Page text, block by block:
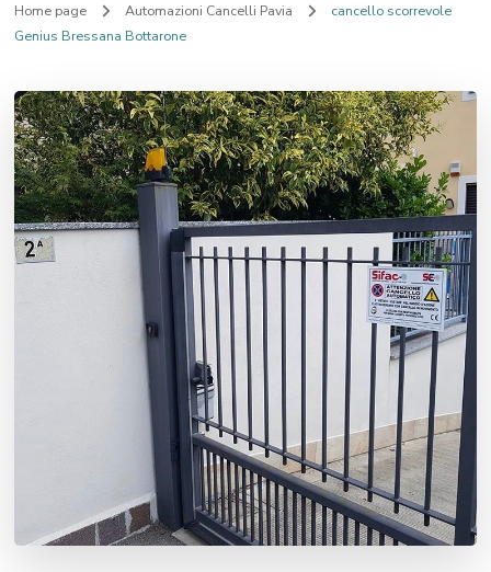
Home page Automazioni Cancelli Pavia
cancello scorrevole
Genius Bressana Bottarone